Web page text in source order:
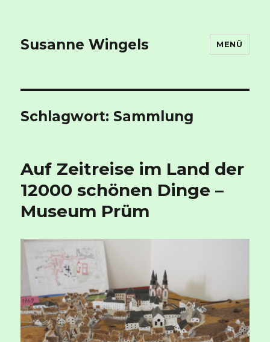
Susanne Wingels MENÜ
Schlagwort: Sammlung
Auf Zeitreise im Land der
12000 schönen Dinge –
Museum Prüm